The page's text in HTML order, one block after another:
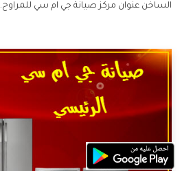
الساخن عنوان مركز صيانة جي ام سي للمراوح.